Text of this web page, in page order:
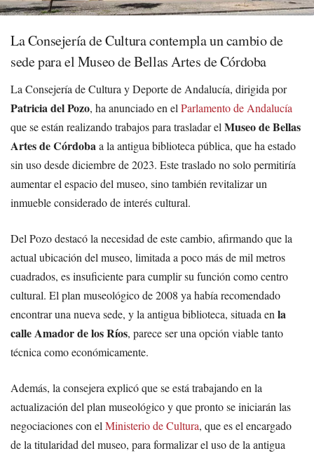
La Consejería de Cultura contempla un cambio de
sede para el Museo de Bellas Artes de Córdoba
La Consejería de Cultura y Deporte de Andalucía, dirigida por
Patricia del Pozo, ha anunciado en el Parlamento de Andalucía
que se están realizando trabajos para trasladar el Museo de Bellas
Artes de Córdobaa la antigua biblioteca pública, que ha estado
sin uso desde diciembre de 2023. Este traslado no solo permitiría
aumentar el espacio del museo, sino también revitalizar un
inmueble considerado de interés cultural.
Del Pozo destacó la necesidad de este cambio, afirmando que la
actual ubicación del museo, limitada a poco más de mil metros
cuadrados, es insuficiente para cumplir su función como centro
cultural. El plan museológico de 2008 ya había recomendado
encontrar una nueva sede, y la antigua biblioteca, situada en la
calle Amador de los Ríos, parece ser una opción viable tanto
técnica como económicamente.
Además, la consejera explicó que se está trabajando en la
actualización del plan museológico y que pronto se iniciarán las
negociaciones con el Ministerio de Cultura, que es el encargado
de la titularidad del museo, para formalizar el uso de la antigua